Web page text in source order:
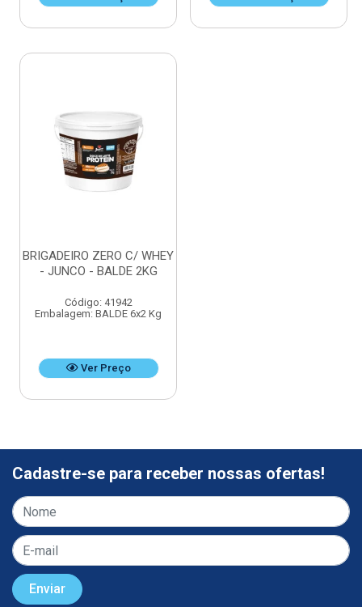
BRIGADEIRO ZERO C/ WHEY
- JUNCO - BALDE 2KG
Código: 41942
Embalagem: BALDE 6x2 Kg
Ver Preço
Cadastre-se para receber nossas ofertas!